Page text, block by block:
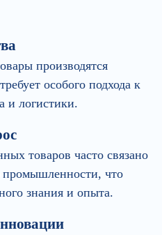
производятся
особого подхода к
и логистики.
товаров часто связано
промышленности, что
знания и опыта.